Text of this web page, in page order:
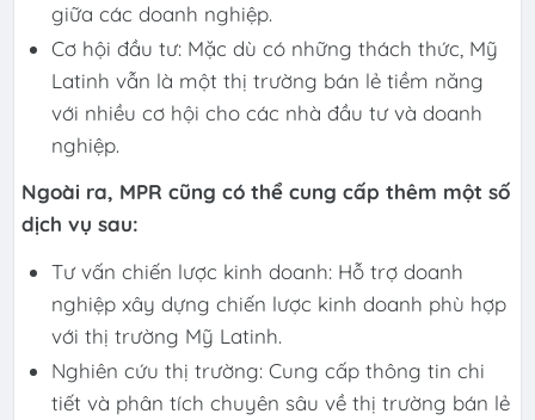
giữa các doanh nghiệp.
Cơ hội đầu tư: Mặc dù có những thách thức, Mỹ
Latinh vẫn là một thị trường bán lẻ tiềm năng
với nhiều cơ hội cho các nhà đầu tư và doanh
nghiệp.
Ngoài ra, MPR cũng có thể cung cấp thêm một số
dịch vụ sau:
Tư vấn chiến lược kinh doanh: Hỗ trợ doanh
nghiệp xây dựng chiến lược kinh doanh phù hợp
với thị trường Mỹ Latinh.
Nghiên cứu thị trường: Cung cấp thông tin chi
tiết và phân tích chuyên sâu về thị trường bán lẻ